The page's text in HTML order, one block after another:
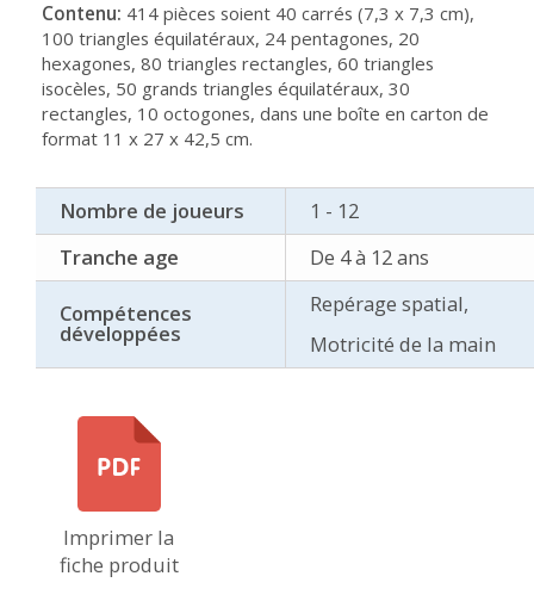
Contenu: 414 pièces soient 40 carrés (7,3 x 7,3 cm),
100 triangles équilatéraux, 24 pentagones, 20
hexagones, 80 triangles rectangles, 60 triangles
isocèles, 50 grands triangles équilatéraux, 30
rectangles, 10 octogones, dans une boîte en carton de
format 11 x 27 x 42,5 cm.
Nombre de joueurs
1 - 12
Tranche age
De 4 à 12 ans
Compétences
développées
Repérage spatial,
Motricité de la main
Imprimer la
fiche produit